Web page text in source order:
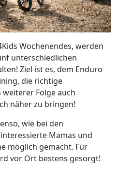
Wochenendes, werden
unterschiedlichen
Ziel ist es, dem Enduro
die richtige
Folge auch
näher zu bringen!
wie bei den
Mamas und
möglich gemacht. Für
vor Ort bestens gesorgt!